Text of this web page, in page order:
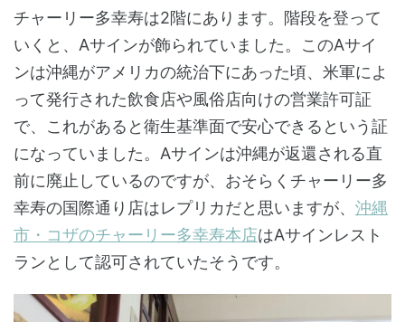
チャーリー多幸寿は2階にあります。階段を登って
いくと、Aサインが飾られていました。このAサイ
ンは沖縄がアメリカの統治下にあった頃、米軍によ
って発行された飲食店や風俗店向けの営業許可証
で、これがあると衛生基準面で安心できるという証
になっていました。Aサインは沖縄が返還される直
前に廃止しているのですが、おそらくチャーリー多
幸寿の国際通り店はレプリカだと思いますが、 沖縄
市・コザのチャーリー多幸寿本店はAサインレスト
ランとして認可されていたそうです。